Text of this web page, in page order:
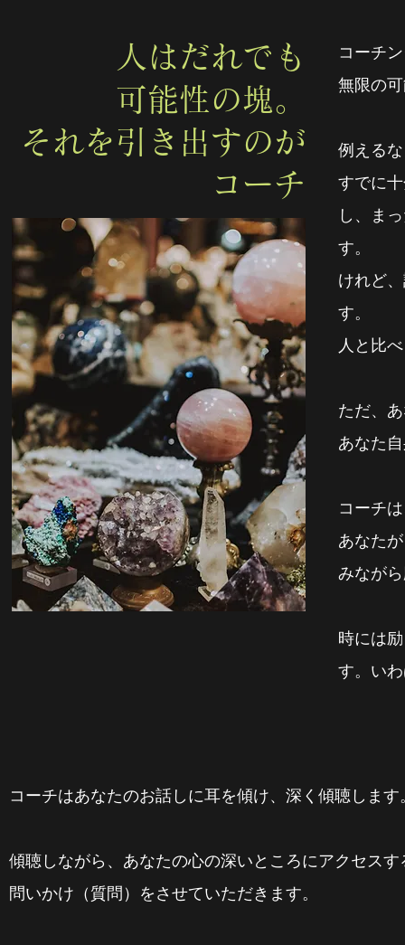
人はだれでも
可能性の塊。
それを引き出すのが
コーチ
コーチ
無限の
例える
すでに
し、ま
す。
けれど
す。
人と比
ただ、
あなた
コーチ
あなた
みなが
時には
す。い
コーチはあなたのお話しに耳を傾け、深く傾聴します
傾聴しながら、あなたの心の深いところにアクセスす
問いかけ（質問）をさせていただきます。